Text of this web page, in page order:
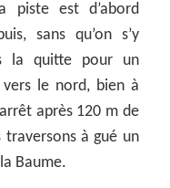
piste est d’abord
sans qu’on s’y
la quitte pour un
le nord, bien à
après 120 m de
à gué un
Baume.